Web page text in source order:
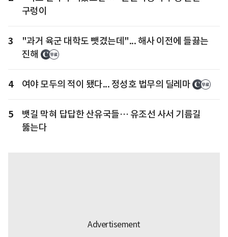
구렁이
3
"과거 육군 대학도 뺏겼는데"... 해사 이전에 들끓는
진해
4 여야 모두의 적이 됐다... 정성호 법무의 딜레마
5
뱃길 막혀 답답한 산유국들… 유조선 사서 기름길
뚫는다